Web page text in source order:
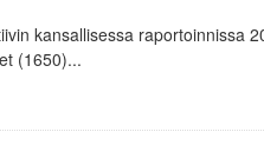
kansallisessa raportoinnissa
(1650)...